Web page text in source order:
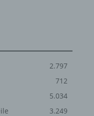
2.797
712
5.034
3.249